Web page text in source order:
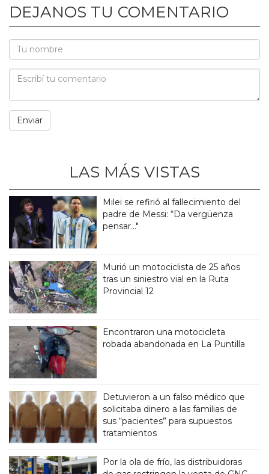
DEJANOS TU COMENTARIO
LAS MÁS VISTAS
Milei se refirió al fallecimiento del
padre de Messi: “Da vergüenza
pensar..."
Murió un motociclista de 25 años
tras un siniestro vial en la Ruta
Provincial 12
Encontraron una motocicleta
robada abandonada en La Puntilla
Detuvieron a un falso médico que
solicitaba dinero a las familias de
sus “pacientes” para supuestos
tratamientos
Por la ola de frío, las distribuidoras